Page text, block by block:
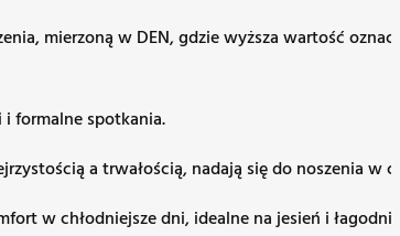
mierzoną w DEN, gdzie wyższa wartość
i formalne spotkania.
a trwałością, nadają się do noszenia w
w chłodniejsze dni, idealne na jesień i